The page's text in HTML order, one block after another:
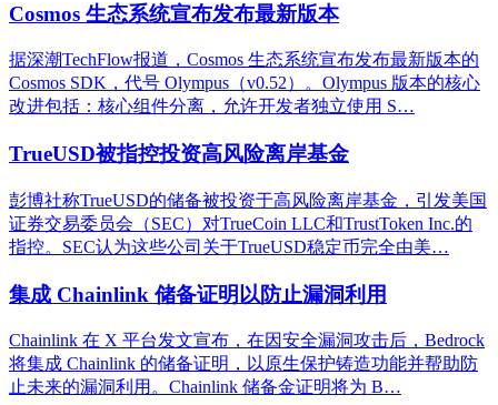
Cosmos 生态系统宣布发布最新版本
据深潮TechFlow报道，Cosmos 生态系统宣布发布最新版本的
Cosmos SDK，代号 Olympus（v0.52）。Olympus 版本的核心
改进包括：核心组件分离，允许开发者独立使用 S…
TrueUSD被指控投资高风险离岸基金
彭博社称TrueUSD的储备被投资于高风险离岸基金，引发美国
证券交易委员会（SEC）对TrueCoin LLC和TrustToken Inc.的
指控。SEC认为这些公司关于TrueUSD稳定币完全由美…
集成 Chainlink 储备证明以防止漏洞利用
Chainlink 在 X 平台发文宣布，在因安全漏洞攻击后，Bedrock
将集成 Chainlink 的储备证明，以原生保护铸造功能并帮助防
止未来的漏洞利用。Chainlink 储备金证明将为 B…